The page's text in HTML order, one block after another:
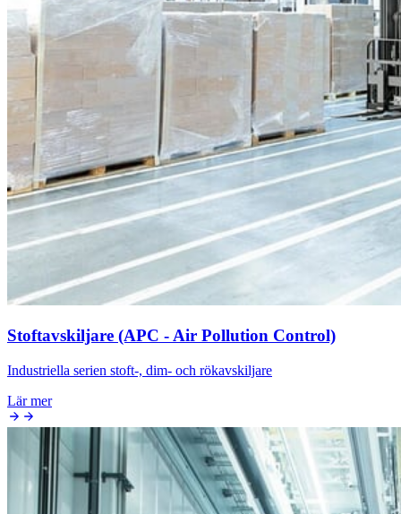
Stoftavskiljare (APC - Air Pollution Control)
Industriella serien stoft-, dim- och rökavskiljare
Lär mer